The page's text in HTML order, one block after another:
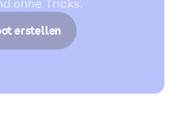
ohne Tricks.
erstellen